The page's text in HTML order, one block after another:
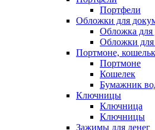
Портфели
Обложки для
Обложка для
Обложки для
Портмоне,
Портмоне
Кошелек
Бумажник
Ключницы
Ключница
Ключницы
Зажимы для денег